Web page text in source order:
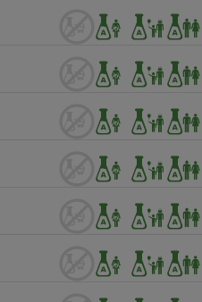
Cafetière à expressos